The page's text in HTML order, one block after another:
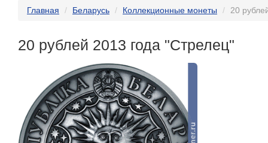
Главная Беларусь Коллекционные монеты 20
20 рублей 2013 года "Стрелец"